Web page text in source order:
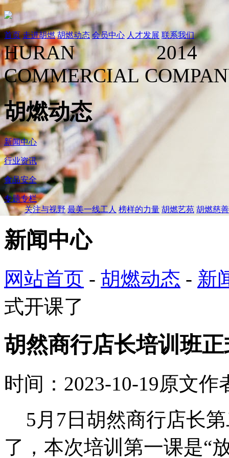
首页 走进胡燃 胡燃动态 会员中心 人才发展 联系我们
HURAN2014
COMMERCIAL
胡燃动态
新闻中心
行业资讯
食品安全
专题专栏
关注与视野 最美一线工人 榜样的力量 胡燃艺苑 胡燃慈善
新闻中心
网站首页 - 胡燃动态 - 新
式开课了
胡然商行店长培训班
时间：2023-10-19原文作
5月 7 日胡然商行店长
了，本次培训第一课是“